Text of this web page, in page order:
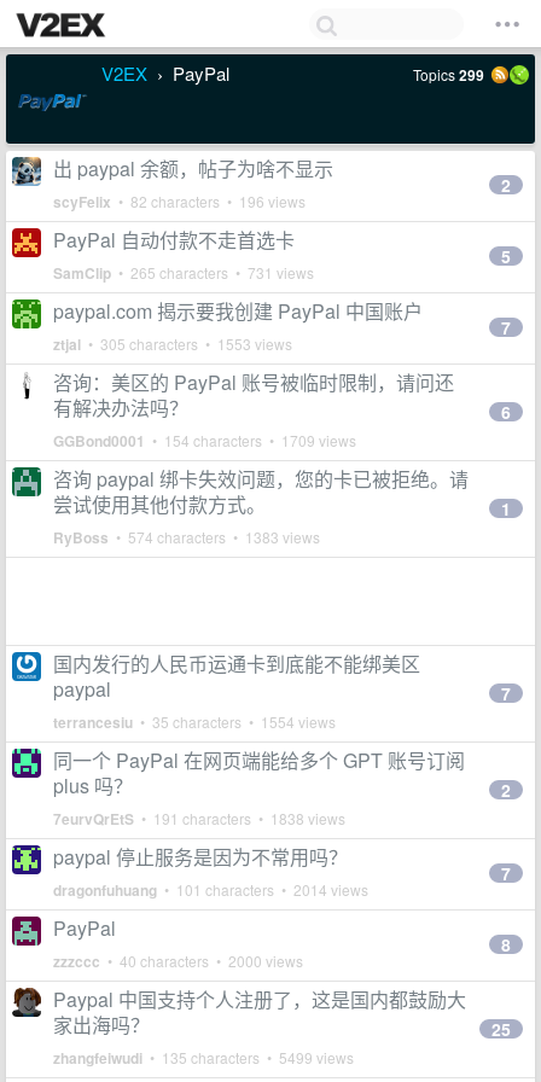
V2EX › PayPal Topics299
出 paypal 余额，帖子为啥不显示
scyFelix • 82 characters • 196 views
2
PayPal 自动付款不走首选卡
SamClip • 265 characters • 731 views
5
paypal.com 揭示要我创建 PayPal 中国账户
ztjal • 305 characters • 1553 views
7
咨询：美区的 PayPal 账号被临时限制，请问还
有解决办法吗？
GGBond0001 • 154 characters • 1709 views
6
咨询 paypal 绑卡失效问题，您的卡已被拒绝。请
尝试使用其他付款方式。
RyBoss • 574 characters • 1383 views
1
国内发行的人民币运通卡到底能不能绑美区
paypal
terrancesiu • 35 characters • 1554 views
7
同一个 PayPal 在网页端能给多个 GPT 账号订阅
plus 吗？
7eurvQrEtS • 191 characters • 1838 views
2
paypal 停止服务是因为不常用吗？
dragonfuhuang • 101 characters • 2014 views
7
PayPal
zzzccc • 40 characters • 2000 views
8
Paypal 中国支持个人注册了，这是国内都鼓励大
家出海吗？
zhangfeiwudi • 135 characters • 5499 views
25